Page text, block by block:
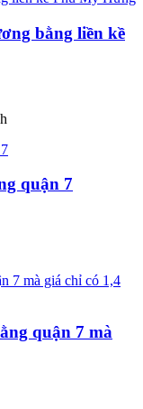
bằng liền kề
quận 7
quận 7 mà